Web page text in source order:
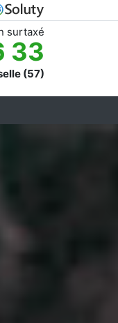
surtaxé
33
(57)